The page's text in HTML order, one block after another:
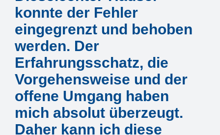
konnte der Fehler
eingegrenzt und behoben
werden. Der
Erfahrungsschatz, die
Vorgehensweise und der
offene Umgang haben
mich absolut überzeugt.
Daher kann ich diese